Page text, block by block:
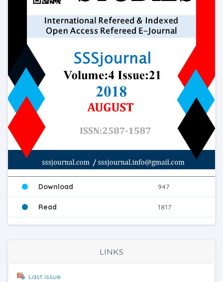
Download 947
Read 1817
LINKS
Last issue